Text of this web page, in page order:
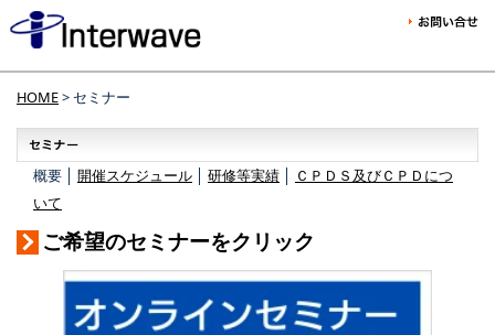
HOME> セミナー
概要 │ 開催スケジュール 研修等実績
ＣＰＤＳ及びＣＰＤにつ
いて
ご希望のセミナーをクリック